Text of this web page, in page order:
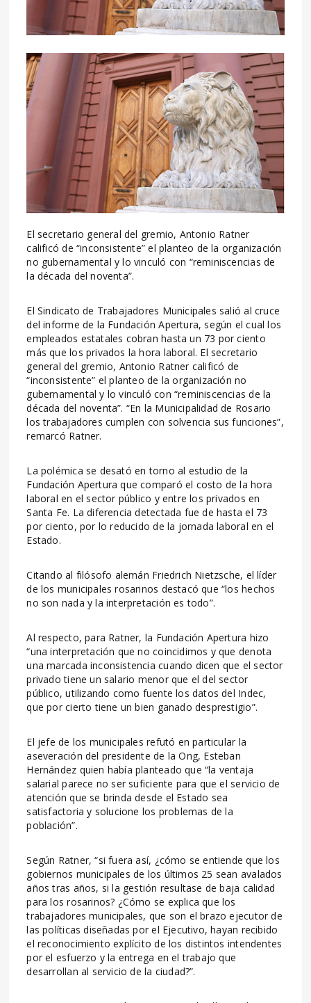
El secretario general del gremio, Antonio Ratner
calificó de “inconsistente” el planteo de la organización
no gubernamental y lo vinculó con “reminiscencias de
la década del noventa”.
El Sindicato de Trabajadores Municipales salió al cruce
del informe de la Fundación Apertura, según el cual los
empleados estatales cobran hasta un 73 por ciento
más que los privados la hora laboral. El secretario
general del gremio, Antonio Ratner calificó de
“inconsistente” el planteo de la organización no
gubernamental y lo vinculó con “reminiscencias de la
década del noventa”. “En la Municipalidad de Rosario
los trabajadores cumplen con solvencia sus funciones”,
remarcó Ratner.
La polémica se desató en torno al estudio de la
Fundación Apertura que comparó el costo de la hora
laboral en el sector público y entre los privados en
Santa Fe. La diferencia detectada fue de hasta el 73
por ciento, por lo reducido de la jornada laboral en el
Estado.
Citando al filósofo alemán Friedrich Nietzsche, el líder
de los municipales rosarinos destacó que “los hechos
no son nada y la interpretación es todo”.
Al respecto, para Ratner, la Fundación Apertura hizo
“una interpretación que no coincidimos y que denota
una marcada inconsistencia cuando dicen que el sector
privado tiene un salario menor que el del sector
público, utilizando como fuente los datos del Indec,
que por cierto tiene un bien ganado desprestigio”.
El jefe de los municipales refutó en particular la
aseveración del presidente de la Ong, Esteban
Hernández quien había planteado que “la ventaja
salarial parece no ser suficiente para que el servicio de
atención que se brinda desde el Estado sea
satisfactoria y solucione los problemas de la
población”.
Según Ratner, “si fuera así, ¿cómo se entiende que los
gobiernos municipales de los últimos 25 sean avalados
años tras años, si la gestión resultase de baja calidad
para los rosarinos? ¿Cómo se explica que los
trabajadores municipales, que son el brazo ejecutor de
las políticas diseñadas por el Ejecutivo, hayan recibido
el reconocimiento explícito de los distintos intendentes
por el esfuerzo y la entrega en el trabajo que
desarrollan al servicio de la ciudad?”.